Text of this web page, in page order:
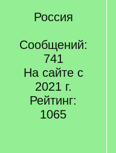
Россия
Сообщений:
741
На сайте с
2021 г.
Рейтинг:
1065